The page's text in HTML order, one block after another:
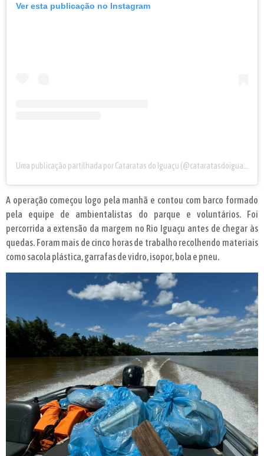
Ver esta publicação no Instagram
A operação começou logo pela manhã e contou com barco formado
pela equipe de ambientalistas do parque e voluntários. Foi
percorrida a extensão da margem no Rio Iguaçu antes de chegar às
quedas. Foram mais de cinco horas de trabalho recolhendo materiais
como sacola plástica, garrafas de vidro, isopor, bola e pneu.